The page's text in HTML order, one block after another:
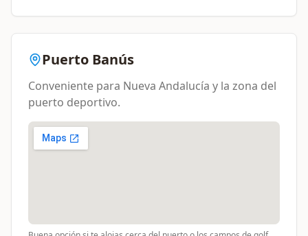
Puerto Banús
Conveniente para Nueva Andalucía y la zona del
puerto deportivo.